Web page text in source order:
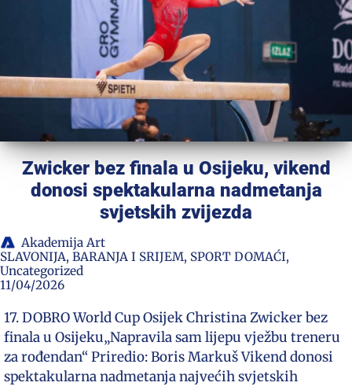
Zwicker bez finala u Osijeku, vikend
donosi spektakularna nadmetanja
svjetskih zvijezda
Akademija Art
SLAVONIJA, BARANJA I SRIJEM, SPORT DOMAĆI,
Uncategorized
11/04/2026
17. DOBRO World Cup Osijek Christina Zwicker bez
finala u Osijeku„Napravila sam lijepu vježbu treneru
za rođendan“ Priredio: Boris Markuš Vikend donosi
spektakularna nadmetanja najvećih svjetskih